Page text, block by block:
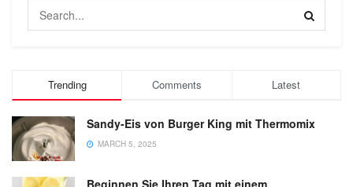
Trending Comments Latest
Sandy-Eis von Burger King mit Thermomix
MARCH 5, 2025